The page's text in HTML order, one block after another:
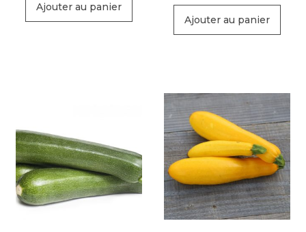
Ajouter au panier
Ajouter au panier